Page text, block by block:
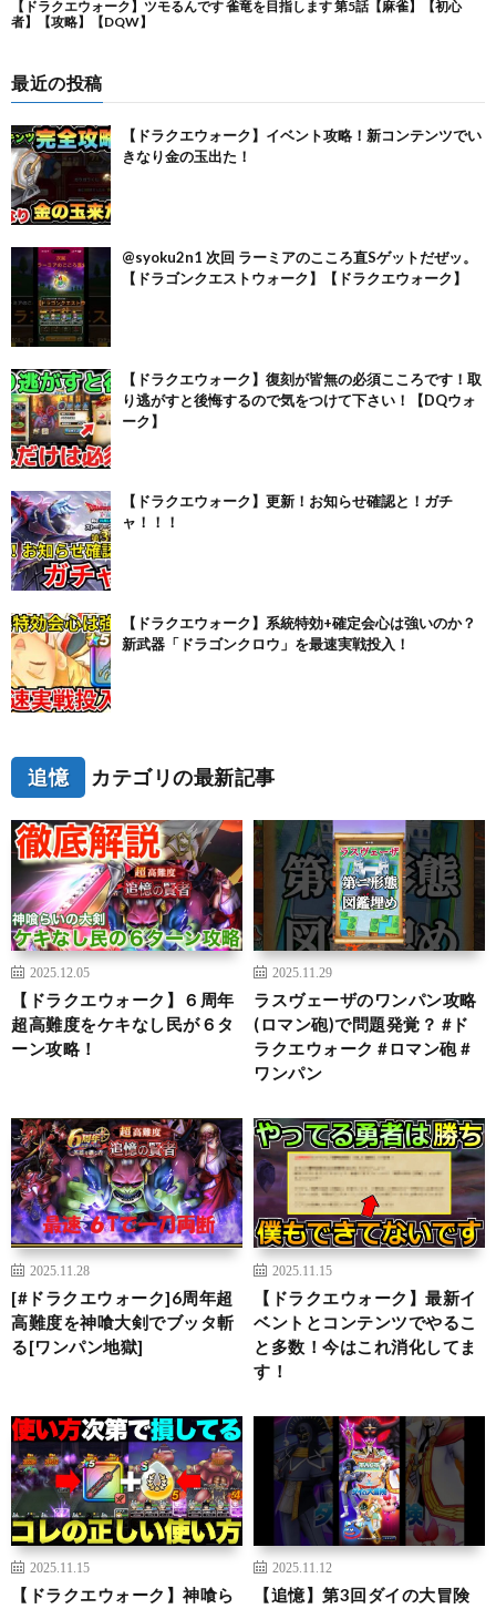
最近の投稿
【ドラクエウォーク】イベント攻略！新コンテンツでい
きなり金の玉出た！
@syoku2n1 次回 ラーミアのこころ直Sゲットだぜッ。
【ドラゴンクエストウォーク】【ドラクエウォーク】
【ドラクエウォーク】復刻が皆無の必須こころです！取
り逃がすと後悔するので気をつけて下さい！【DQウォ
ーク】
【ドラクエウォーク】更新！お知らせ確認と！ガチ
ャ！！！
【ドラクエウォーク】系統特効+確定会心は強いのか？
新武器「ドラゴンクロウ」を最速実戦投入！
追憶 カテゴリの最新記事
2025.12.05
【ドラクエウォーク】６周年
超高難度をケキなし民が６タ
ーン攻略！
2025.11.29
ラスヴェーザのワンパン攻略
(ロマン砲)で問題発覚？ #ド
ラクエウォーク #ロマン砲 #
ワンパン
2025.11.28
[#ドラクエウォーク]6周年超
高難度を神喰大剣でブッタ斬
る[ワンパン地獄]
2025.11.15
【ドラクエウォーク】最新イ
ベントとコンテンツでやるこ
と多数！今はこれ消化してま
す！
2025.11.15
【ドラクエウォーク】神喰ら
2025.11.12
【追憶】第3回ダイの大冒険